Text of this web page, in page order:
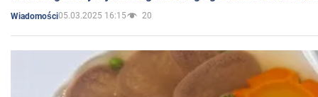
Wiadomości05.03.2025 16:15 20